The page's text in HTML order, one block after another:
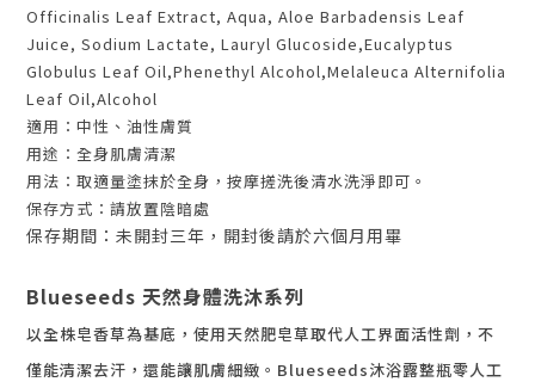
Officinalis Leaf Extract, Aqua, Aloe Barbadensis Leaf
Juice, Sodium Lactate, Lauryl Glucoside,Eucalyptus
Globulus Leaf Oil,Phenethyl Alcohol,Melaleuca Alternifolia
Leaf Oil,Alcohol
適用：中性、油性膚質
用途：全身肌膚清潔
用法：取適量塗抹於全身，按摩搓洗後清水洗淨即可。
保存方式：請放置陰暗處
保存期間：未開封三年，開封後請於六個月用畢
Blueseeds 天然身體洗沐系列
以全株皂香草為基底，使用天然肥皂草取代人工界面活性劑，不
僅能清­­潔去汗，還能讓肌膚細緻。Blueseeds沐浴露整瓶零人工